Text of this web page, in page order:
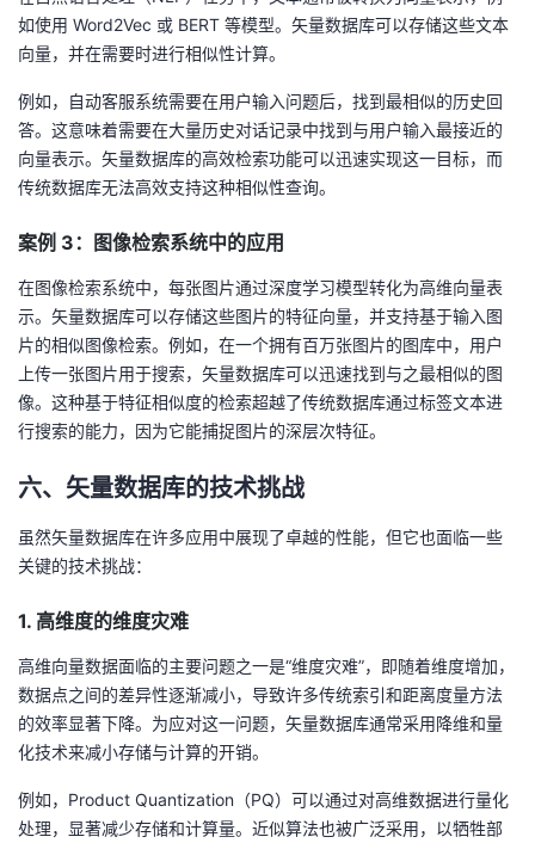
如使用 Word2Vec 或 BERT 等模型。矢量数据库可以存储这些文本
向量，并在需要时进行相似性计算。
例如，自动客服系统需要在用户输入问题后，找到最相似的历史回
答。这意味着需要在大量历史对话记录中找到与用户输入最接近的
向量表示。矢量数据库的高效检索功能可以迅速实现这一目标，而
传统数据库无法高效支持这种相似性查询。
案例 3：图像检索系统中的应用
在图像检索系统中，每张图片通过深度学习模型转化为高维向量表
示。矢量数据库可以存储这些图片的特征向量，并支持基于输入图
片的相似图像检索。例如，在一个拥有百万张图片的图库中，用户
上传一张图片用于搜索，矢量数据库可以迅速找到与之最相似的图
像。这种基于特征相似度的检索超越了传统数据库通过标签文本进
行搜索的能力，因为它能捕捉图片的深层次特征。
六、矢量数据库的技术挑战
虽然矢量数据库在许多应用中展现了卓越的性能，但它也面临一些
关键的技术挑战：
1. 高维度的维度灾难
高维向量数据面临的主要问题之一是“维度灾难”，即随着维度增加，
数据点之间的差异性逐渐减小，导致许多传统索引和距离度量方法
的效率显著下降。为应对这一问题，矢量数据库通常采用降维和量
化技术来减小存储与计算的开销。
例如，Product Quantization（PQ）可以通过对高维数据进行量化
处理，显著减少存储和计算量。近似算法也被广泛采用，以牺牲部